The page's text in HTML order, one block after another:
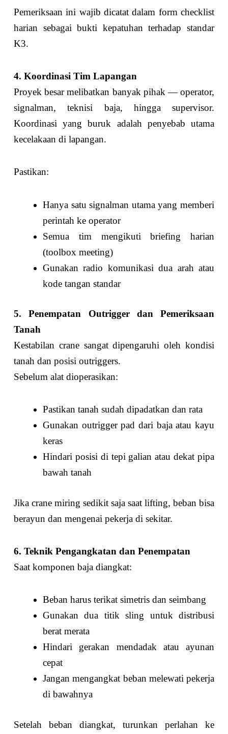
Pemeriksaan ini wajib dicatat dalam form checklist
harian sebagai bukti kepatuhan terhadap standar
K3.
4. Koordinasi Tim Lapangan
Proyek besar melibatkan banyak pihak — operator,
signalman, teknisi baja, hingga supervisor.
Koordinasi yang buruk adalah penyebab utama
kecelakaan di lapangan.
Pastikan:
Hanya satu signalman utama yang memberi
perintah ke operator
Semua tim mengikuti briefing harian
(toolbox meeting)
Gunakan radio komunikasi dua arah atau
kode tangan standar
5. Penempatan Outrigger dan Pemeriksaan
Tanah
Kestabilan crane sangat dipengaruhi oleh kondisi
tanah dan posisi outriggers.
Sebelum alat dioperasikan:
Pastikan tanah sudah dipadatkan dan rata
Gunakan outrigger pad dari baja atau kayu
keras
Hindari posisi di tepi galian atau dekat pipa
bawah tanah
Jika crane miring sedikit saja saat lifting, beban bisa
berayun dan mengenai pekerja di sekitar.
6. Teknik Pengangkatan dan Penempatan
Saat komponen baja diangkat:
Beban harus terikat simetris dan seimbang
Gunakan dua titik sling untuk distribusi
berat merata
Hindari gerakan mendadak atau ayunan
cepat
Jangan mengangkat beban melewati pekerja
di bawahnya
Setelah beban diangkat, turunkan perlahan ke